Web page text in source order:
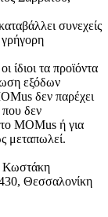
συνεχείς
γρήγορη
ίδιοι τα προϊόντα
εξόδων
δεν παρέχει
που δεν
MOMus ή για
μεταπωλεί.
Κωστάκη
Θεσσαλονίκη